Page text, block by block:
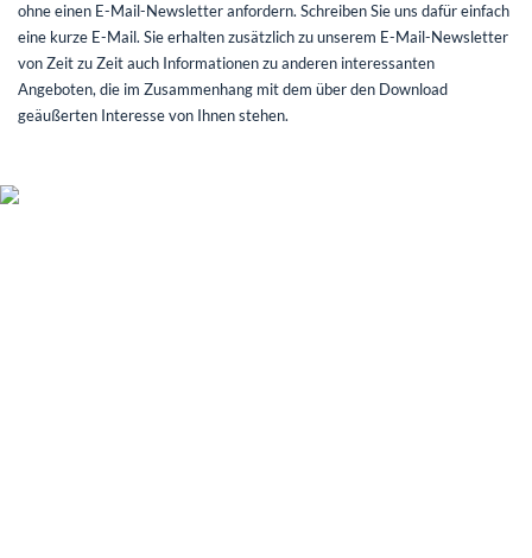
ohne einen E-Mail-Newsletter anfordern. Schreiben Sie uns dafür einfach
eine kurze E-Mail. Sie erhalten zusätzlich zu unserem E-Mail-Newsletter
von Zeit zu Zeit auch Informationen zu anderen interessanten
Angeboten, die im Zusammenhang mit dem über den Download
geäußerten Interesse von Ihnen stehen.